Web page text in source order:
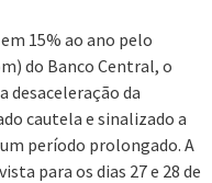
15% ao ano pelo
do Banco Central, o
desaceleração da
cautela e sinalizado a
período prolongado. A
para os dias 27 e 28 de